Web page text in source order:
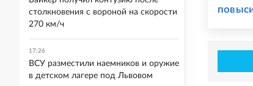
столкновения с вороной на скорости
270 км/ч
17:26
ВСУ разместили наемников и оружие
в детском лагере под Львовом